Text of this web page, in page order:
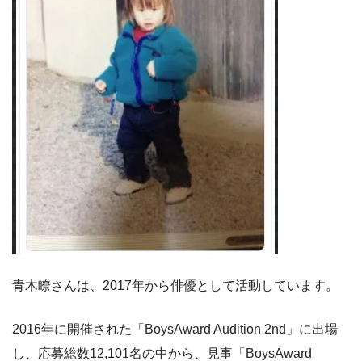
青木瞭さんは、2017年から俳優として活動しています。
2016年に開催された「BoysAward Audition 2nd」に出場
し、応募総数12,101名の中から、見事「BoysAward